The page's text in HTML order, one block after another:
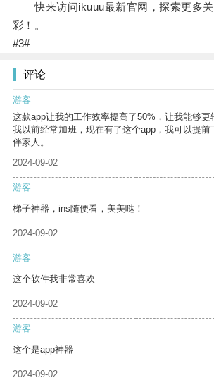
快来访问ikuuu最新官网，探索更多关
彩！。
#3#
评论
游客
这款app让我的工作效率提高了50%，让我能够更
我以前经常加班，现在有了这个app，我可以提
伴家人。
2024-09-02
游客
梯子神器，ins随便看，美美哒！
2024-09-02
游客
这个软件我非常喜欢
2024-09-02
游客
这个是app神器
2024-09-02